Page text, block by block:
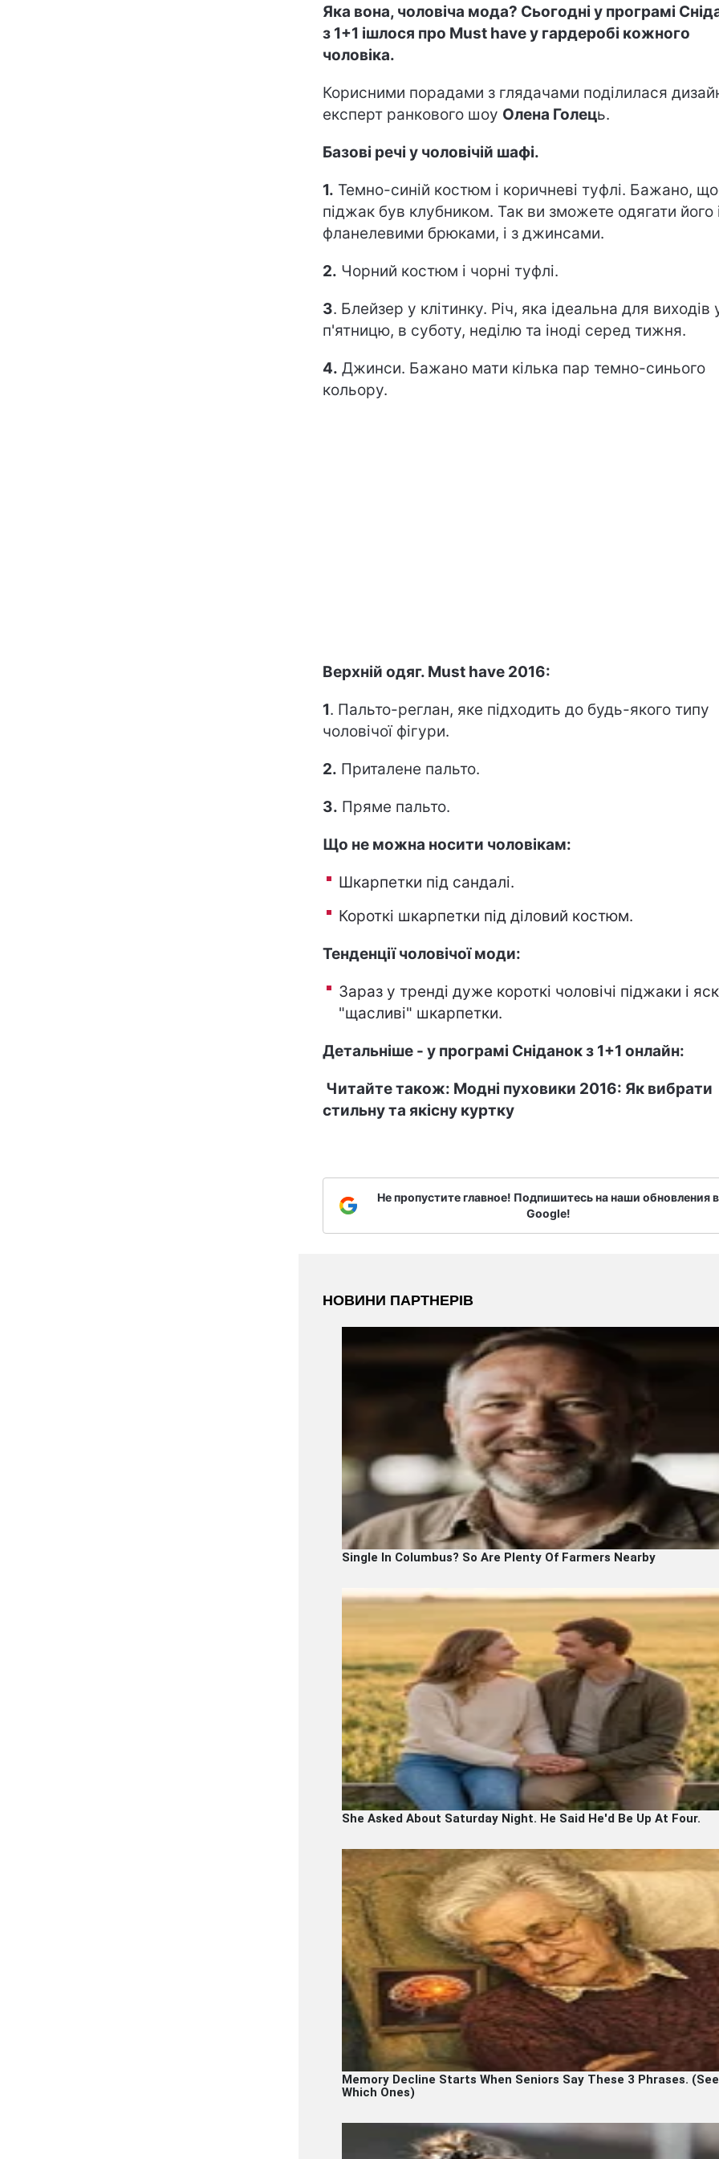
Яка вона, чоловіча мода? Сьогодні у програмі
з 1+1 ішлося про Must have у гардеробі кожного
чоловіка.
Корисними порадами з глядачами поділилася
експерт ранкового шоу Олена Голець.
Базові речі у чоловічій шафі.
1. Темно-синій костюм і коричневі туфлі. Бажано,
піджак був клубником. Так ви зможете одягати його
фланелевими брюками, і з джинсами.
2. Чорний костюм і чорні туфлі.
3. Блейзер у клітинку. Річ, яка ідеальна для виходів
п'ятницю, в суботу, неділю та іноді серед тижня.
4. Джинси. Бажано мати кілька пар темно-синього
кольору.
Верхній одяг. Must have 2016:
1. Пальто-реглан, яке підходить до будь-якого типу
чоловічої фігури.
2. Приталене пальто.
3. Пряме пальто.
Що не можна носити чоловікам:
Шкарпетки під сандалі.
Короткі шкарпетки під діловий костюм.
Тенденції чоловічої моди:
Зараз у тренді дуже короткі чоловічі піджаки і
"щасливі" шкарпетки.
Детальніше - у програмі Сніданок з 1+1 онлайн:
Читайте також: Модні пуховики 2016: Як вибрати
стильну та якісну куртку
Не пропустите главное! Подпишитесь на наши обновления в
Google!